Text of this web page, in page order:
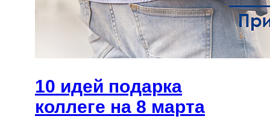
10 идей подарка
коллеге на 8 марта